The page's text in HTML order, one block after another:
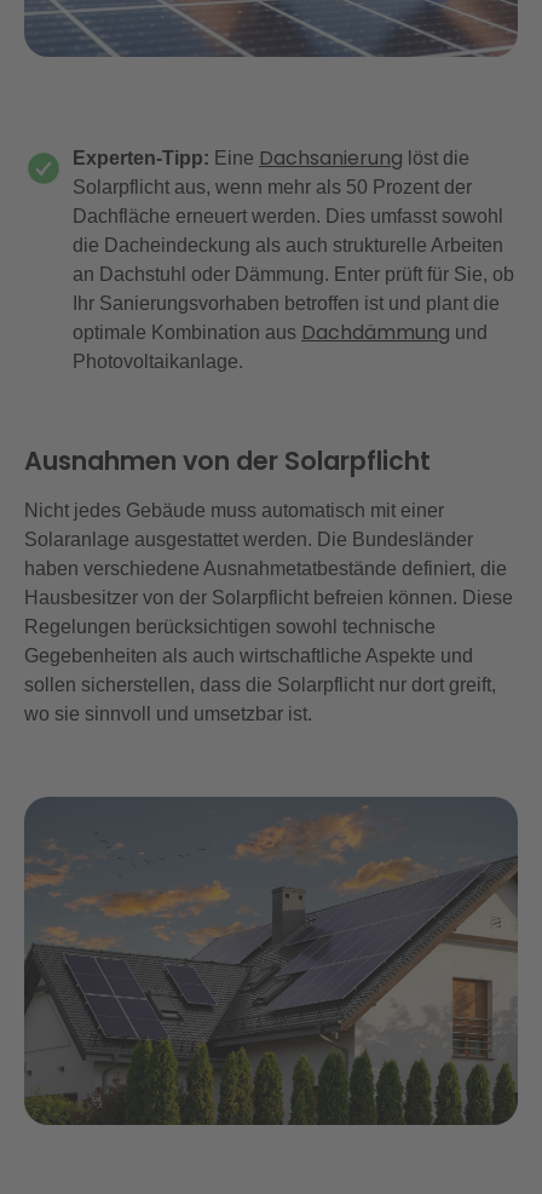
Experten-Tipp: Eine Dachsanierung löst die
Solarpflicht aus, wenn mehr als 50 Prozent der
Dachfläche erneuert werden. Dies umfasst sowohl
die Dacheindeckung als auch strukturelle Arbeiten
an Dachstuhl oder Dämmung. Enter prüft für Sie, ob
Ihr Sanierungsvorhaben betroffen ist und plant die
optimale Kombination aus Dachdämmung und
Photovoltaikanlage.
Ausnahmen von der Solarpflicht
Nicht jedes Gebäude muss automatisch mit einer
Solaranlage ausgestattet werden. Die Bundesländer
haben verschiedene Ausnahmetatbestände definiert, die
Hausbesitzer von der Solarpflicht befreien können. Diese
Regelungen berücksichtigen sowohl technische
Gegebenheiten als auch wirtschaftliche Aspekte und
sollen sicherstellen, dass die Solarpflicht nur dort greift,
wo sie sinnvoll und umsetzbar ist.